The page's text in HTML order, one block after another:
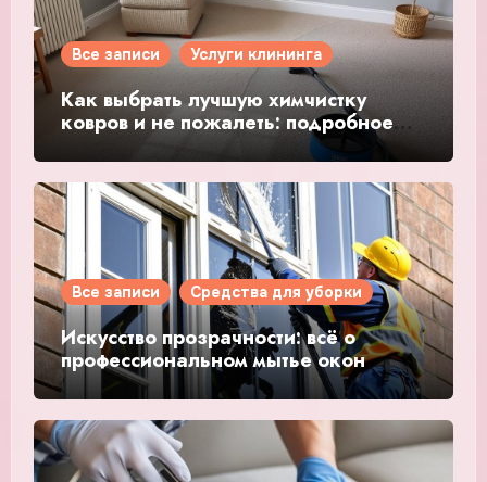
Все записи Услуги клининга
Как выбрать лучшую химчистку
ковров и не пожалеть: подробное
руководство
Все записи Средства для уборки
Искусство прозрачности: всё о
профессиональном мытье окон